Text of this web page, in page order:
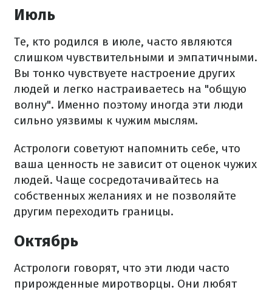
Июль
Те, кто родился в июле, часто являются
слишком чувствительными и эмпатичными.
Вы тонко чувствуете настроение других
людей и легко настраиваетесь на "общую
волну". Именно поэтому иногда эти люди
сильно уязвимы к чужим мыслям.
Астрологи советуют напомнить себе, что
ваша ценность не зависит от оценок чужих
людей. Чаще сосредотачивайтесь на
собственных желаниях и не позволяйте
другим переходить границы.
Октябрь
Астрологи говорят, что эти люди часто
прирожденные миротворцы. Они любят